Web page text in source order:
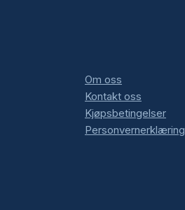
Om oss
Kontakt oss
Kjøpsbetingelser
Personvernerklæring